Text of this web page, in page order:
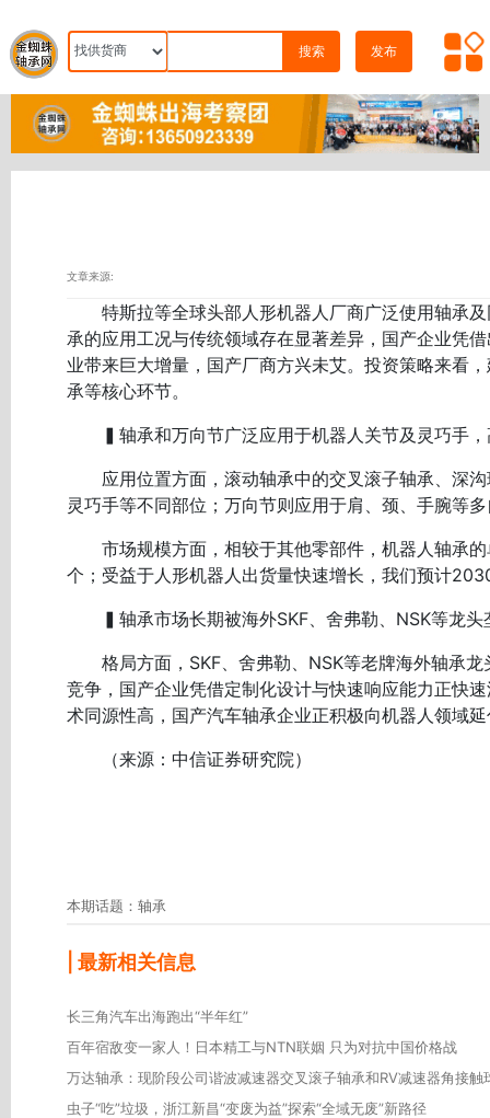
搜索 发布
文章来源:
特斯拉等全球头部人形机器人厂商广泛使用轴承及
承的应用工况与传统领域存在显著差异，国产企业凭
业带来巨大增量，国产厂商方兴未艾。投资策略来看
承等核心环节。
▍轴承和万向节广泛应用于机器人关节及灵巧手，
应用位置方面，滚动轴承中的交叉滚子轴承、深沟
灵巧手等不同部位；万向节则应用于肩、颈、手腕等
市场规模方面，相较于其他零部件，机器人轴承的
个；受益于人形机器人出货量快速增长，我们预计
▍轴承市场长期被海外SKF、舍弗勒、NSK等龙头
格局方面，SKF、舍弗勒、NSK等老牌海外轴承龙
竞争，国产企业凭借定制化设计与快速响应能力正快
术同源性高，国产汽车轴承企业正积极向机器人领域
（来源：中信证券研究院）
本期话题：轴承
| 最新相关信息
长三角汽车出海跑出“半年红”
百年宿敌变一家人！日本精工与NTN联姻 只为对抗中国价格战
万达轴承：现阶段公司谐波减速器交叉滚子轴承和RV减速器角接
虫子“吃”垃圾，浙江新昌“变废为益”探索“全域无废”新路径